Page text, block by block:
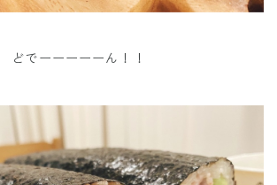
どでーーーーーん！！